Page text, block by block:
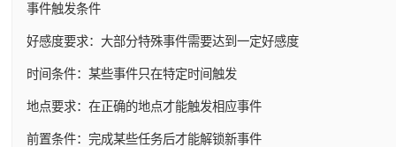
事件触发条件
好感度要求：大部分特殊事件需要达到一定好感度
时间条件：某些事件只在特定时间触发
地点要求：在正确的地点才能触发相应事件
前置条件：完成某些任务后才能解锁新事件